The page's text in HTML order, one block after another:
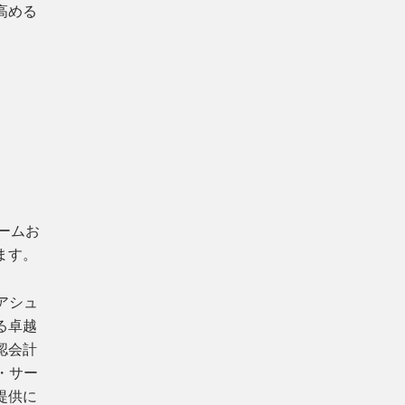
める
ムお
。
シュ
卓越
会計
サー
供に